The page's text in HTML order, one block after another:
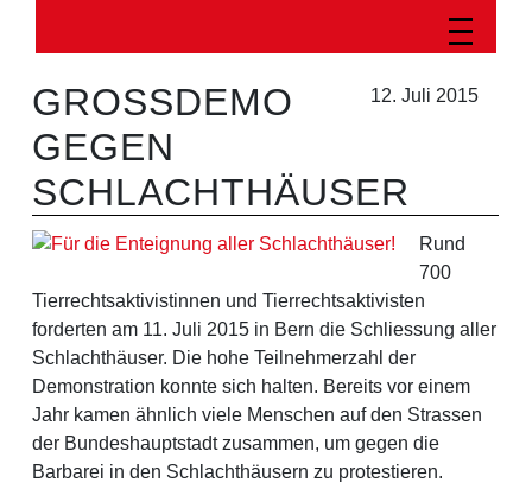
12. Juli 2015
GROSSDEMO
GEGEN
SCHLACHTHÄUSER
Rund
700
Tierrechtsaktivistinnen und Tierrechtsaktivisten
forderten am 11. Juli 2015 in Bern die Schliessung aller
Schlachthäuser. Die hohe Teilnehmerzahl der
Demonstration konnte sich halten. Bereits vor einem
Jahr kamen ähnlich viele Menschen auf den Strassen
der Bundeshauptstadt zusammen, um gegen die
Barbarei in den Schlachthäusern zu protestieren.